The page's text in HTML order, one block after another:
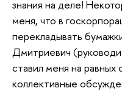
знания на деле!
меня, что в
перекладывать
Дмитриевич
ставил меня на равных
коллективные